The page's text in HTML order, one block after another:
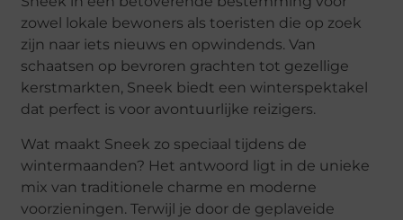
zowel lokale bewoners als toeristen die op zoek
zijn naar iets nieuws en opwindends. Van
schaatsen op bevroren grachten tot gezellige
kerstmarkten, Sneek biedt een winterspektakel
dat perfect is voor avontuurlijke reizigers.
Wat maakt Sneek zo speciaal tijdens de
wintermaanden? Het antwoord ligt in de unieke
mix van traditionele charme en moderne
voorzieningen. Terwijl je door de geplaveide